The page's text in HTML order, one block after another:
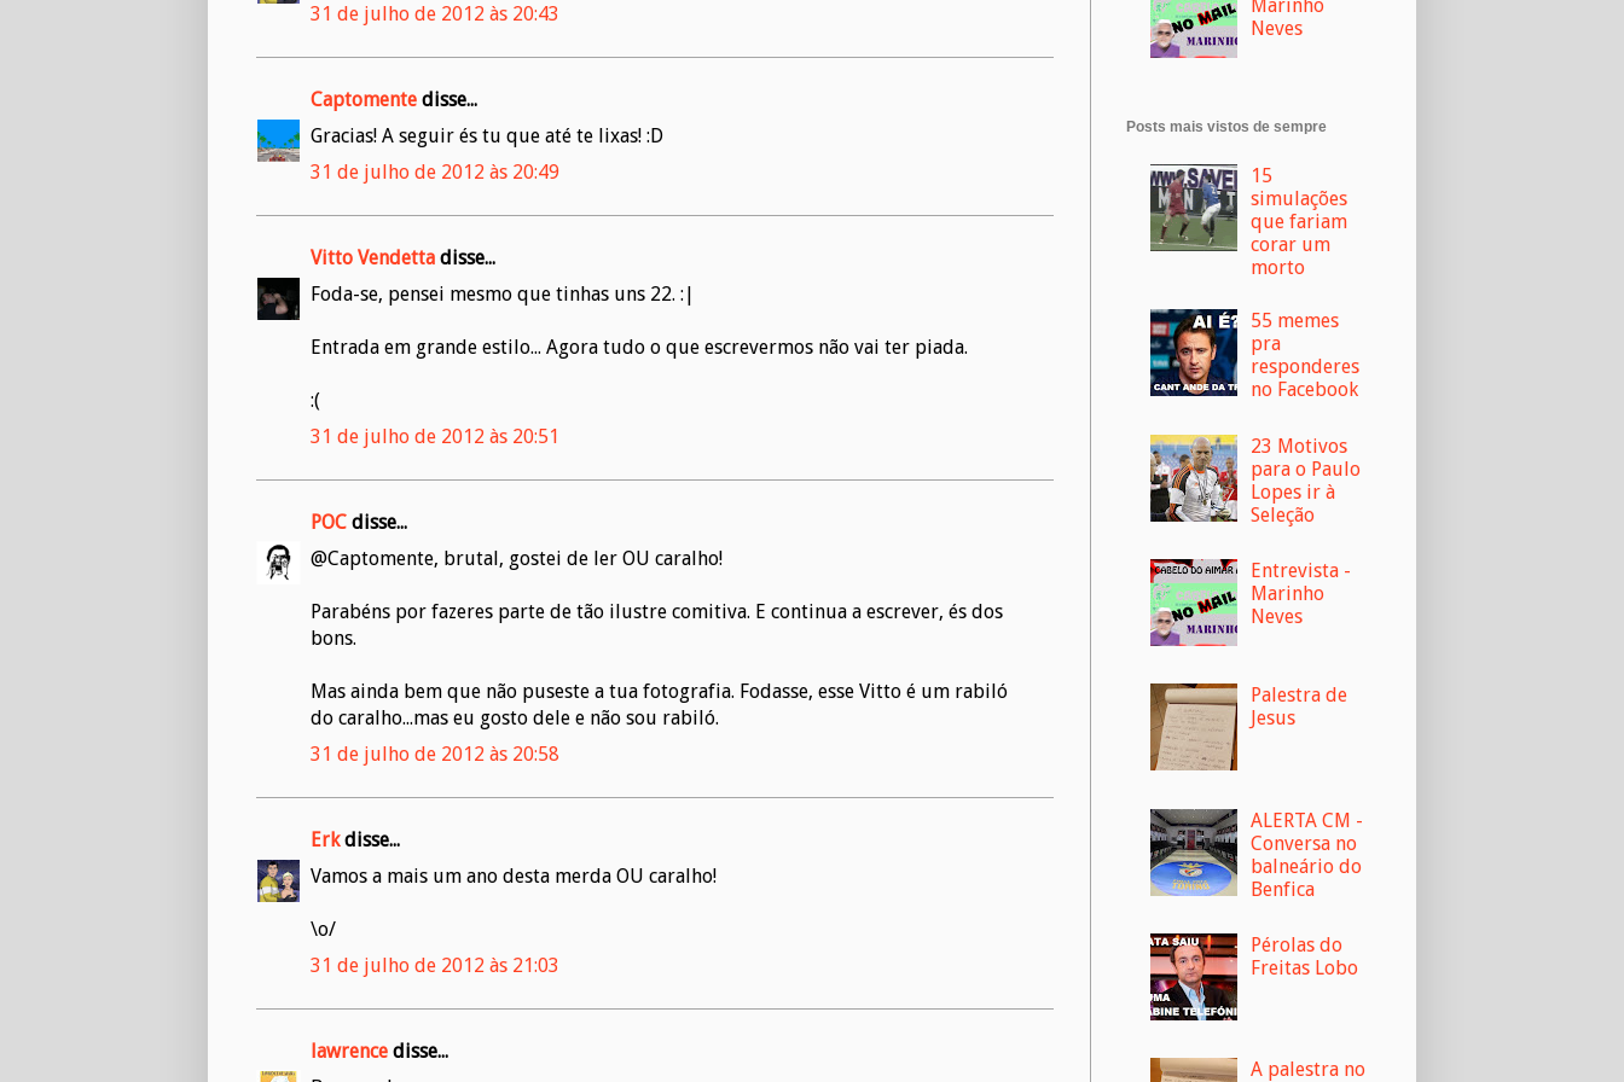
31 de julho de 2012 às 20:43
Captomente disse...
Gracias! A seguir és tu que até te lixas! :D
31 de julho de 2012 às 20:49
Vitto Vendetta disse...
Foda-se, pensei mesmo que tinhas uns 22. :|
Entrada em grande estilo... Agora tudo o que escrevermos não vai ter piada.
:(
31 de julho de 2012 às 20:51
POC disse...
@Captomente, brutal, gostei de ler OU caralho!
Parabéns por fazeres parte de tão ilustre comitiva. E continua a escrever, és dos
bons.
Mas ainda bem que não puseste a tua fotografia. Fodasse, esse Vitto é um rabiló
do caralho...mas eu gosto dele e não sou rabiló.
31 de julho de 2012 às 20:58
Erkdisse...
Vamos a mais um ano desta merda OU caralho!
\o/
31 de julho de 2012 às 21:03
lawrence disse...
Marinho
Neves
Posts mais vistos de sempre
15
simulações
que fariam
corar um
morto
55 memes
pra
responderes
no Facebook
23 Motivos
para o Paulo
Lopes ir à
Seleção
Entrevista -
Marinho
Neves
Palestra de
Jesus
ALERTA CM -
Conversa no
balneário do
Benfica
Pérolas do
Freitas Lobo
A palestra no